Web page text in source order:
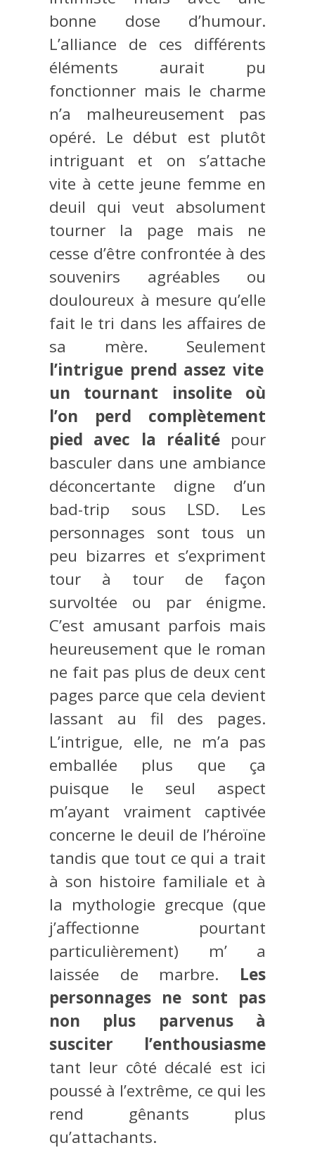
bonne dose d’humour.
L’alliance de ces différents
éléments aurait pu
fonctionner mais le charme
n’a malheureusement pas
opéré. Le début est plutôt
intriguant et on s’attache
vite à cette jeune femme en
deuil qui veut absolument
tourner la page mais ne
cesse d’être confrontée à des
souvenirs agréables ou
douloureux à mesure qu’elle
fait le tri dans les affaires de
sa mère. Seulement
l’intrigue prend assez vite
un tournant insolite où
l’on perd complètement
pied avec la réalitépour
basculer dans une ambiance
déconcertante digne d’un
bad-trip sous LSD. Les
personnages sont tous un
peu bizarres et s’expriment
tour à tour de façon
survoltée ou par énigme.
C’est amusant parfois mais
heureusement que le roman
ne fait pas plus de deux cent
pages parce que cela devient
lassant au fil des pages.
L’intrigue, elle, ne m’a pas
emballée plus que ça
puisque le seul aspect
m’ayant vraiment captivée
concerne le deuil de l’héroïne
tandis que tout ce qui a trait
à son histoire familiale et à
la mythologie grecque (que
j’affectionne pourtant
particulièrement) m’ a
laissée de marbre. Les
personnages ne sont pas
non plus parvenus à
susciter l’enthousiasme
tant leur côté décalé est ici
poussé à l’extrême, ce qui les
rend gênants plus
qu’attachants.